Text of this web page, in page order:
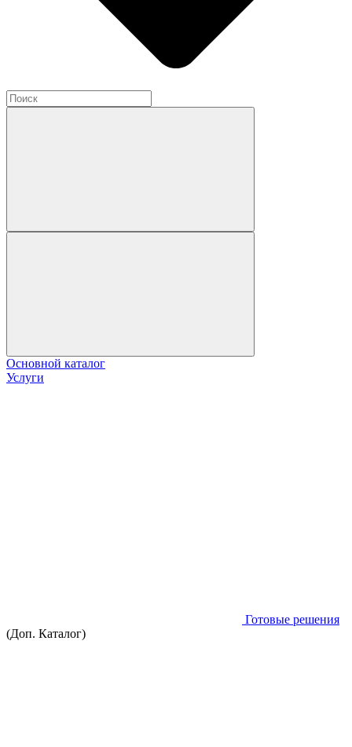
Основной каталог
Услуги
Готовые решения
(Доп. Каталог)